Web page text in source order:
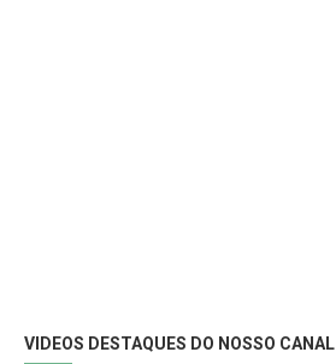
VIDEOS DESTAQUES DO NOSSO CANAL